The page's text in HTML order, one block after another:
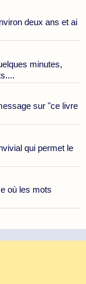
deux ans et ai
minutes,
sur "ce livre
qui permet le
où les mots